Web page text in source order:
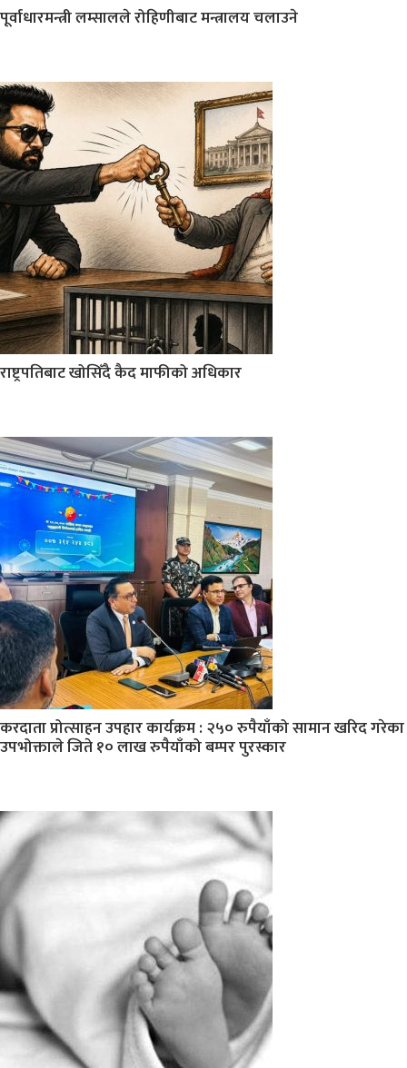
पूर्वाधारमन्त्री लम्सालले रोहिणीबाट मन्त्रालय चलाउने
राष्ट्रपतिबाट खोसिँदै कैद माफीको अधिकार
करदाता प्रोत्साहन उपहार कार्यक्रम : २५० रुपैयाँको सामान खरिद गरेका
उपभोक्ताले जिते १० लाख रुपैयाँको बम्पर पुरस्कार